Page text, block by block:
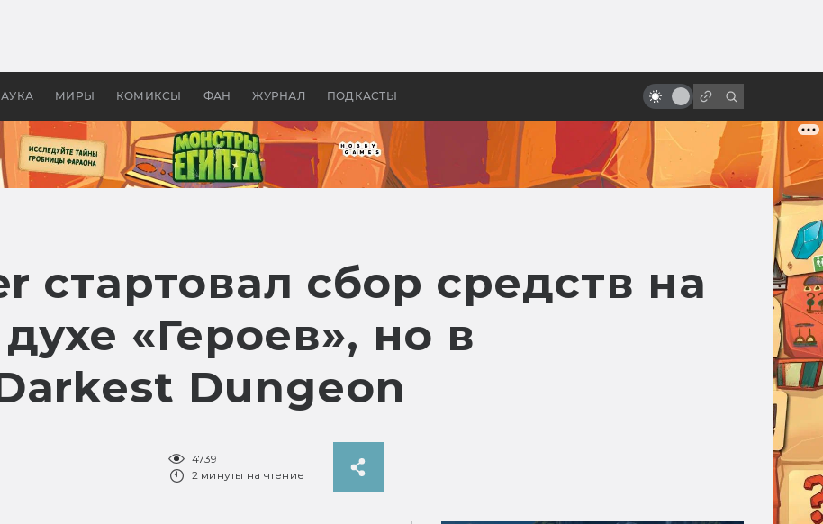
МИРЫ КОМИКСЫ ФАН ЖУРНАЛ ПОДКАСТЫ
колец»
Древней Грецией
лучше?
стартовал сбор средств на
«Героев», но в
Dungeon
4739
2 минуты на чтение